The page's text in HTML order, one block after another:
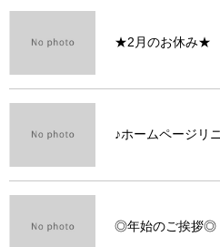
★2月のお休み★
♪ホームページリ
◎年始のご挨拶◎